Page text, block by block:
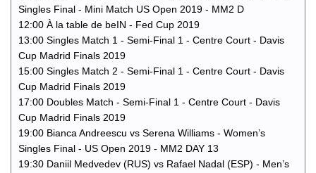
Singles Final - Mini Match US Open 2019 - MM2 D
12:00 À la table de beIN - Fed Cup 2019
13:00 Singles Match 1 - Semi-Final 1 - Centre Court - Davis
Cup Madrid Finals 2019
15:00 Singles Match 2 - Semi-Final 1 - Centre Court - Davis
Cup Madrid Finals 2019
17:00 Doubles Match - Semi-Final 1 - Centre Court - Davis
Cup Madrid Finals 2019
19:00 Bianca Andreescu vs Serena Williams - Women’s
Singles Final - US Open 2019 - MM2 DAY 13
19:30 Daniil Medvedev (RUS) vs Rafael Nadal (ESP) - Men’s